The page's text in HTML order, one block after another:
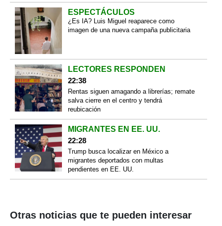
ESPECTÁCULOS
¿Es IA? Luis Miguel reaparece como
imagen de una nueva campaña publicitaria
LECTORES RESPONDEN
22:38
Rentas siguen amagando a librerías; remate
salva cierre en el centro y tendrá
reubicación
MIGRANTES EN EE. UU.
22:28
Trump busca localizar en México a
migrantes deportados con multas
pendientes en EE. UU.
Otras noticias que te pueden interesar